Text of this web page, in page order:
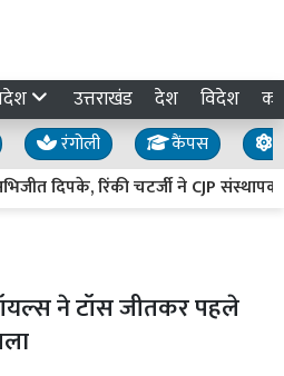
उत्तराखंड देश विदेश
रंगोली कैंपस
दिपके, रिंकी चटर्जी ने CJP
ने टॉस जीतकर पहले